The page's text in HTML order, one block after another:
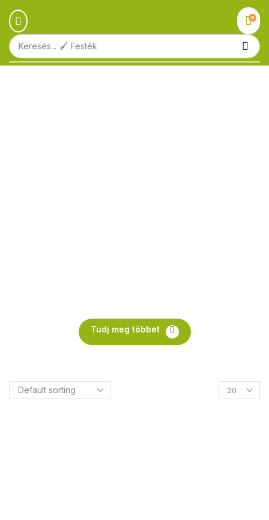
Keresés... 🖌️ Festék
0
Tudj meg többet